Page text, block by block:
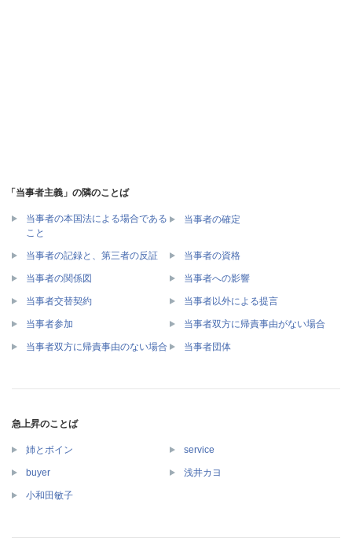
「当事者主義」の隣のことば
当事者の本国法による場合である
こと
当事者の確定
当事者の記録と、第三者の反証 当事者の資格
当事者の関係図 当事者への影響
当事者交替契約 当事者以外による提言
当事者参加 当事者双方に帰責事由がない場合
当事者双方に帰責事由のない場合 当事者団体
急上昇のことば
姉とボイン service
buyer 浅井カヨ
小和田敏子